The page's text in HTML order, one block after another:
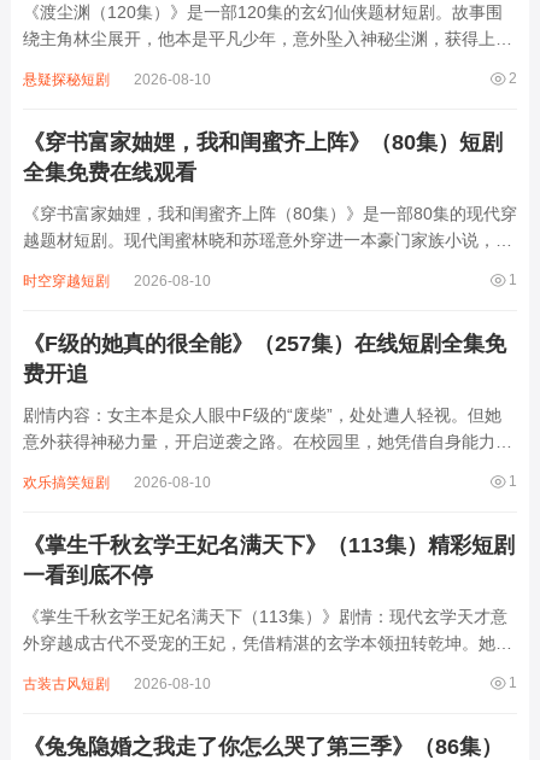
《渡尘渊（120集）》是一部120集的玄幻仙侠题材短剧。故事围
绕主角林尘展开，他本是平凡少年，意外坠入神秘尘渊，获得上古
恶势力。林尘在修炼中不断突破自我，历经无数艰难险阻，解开尘
2
悬疑探秘短剧 2026-08-10
《穿书富家妯娌，我和闺蜜齐上阵》（80集）短剧
全集免费在线观看
《穿书富家妯娌，我和闺蜜齐上阵（80集）》是一部80集的现代穿
越题材短剧。现代闺蜜林晓和苏瑶意外穿进一本豪门家族小说，分
面对豪门中复杂的人际关系、财产争夺与暗流涌动的算计，两人凭
1
时空穿越短剧 2026-08-10
《F级的她真的很全能》（257集）在线短剧全集免
费开追
剧情内容：女主本是众人眼中F级的“废柴”，处处遭人轻视。但她
意外获得神秘力量，开启逆袭之路。在校园里，她凭借自身能力在
她精通厨艺、手工等技能，把日子过得有声有色。面对各种挑战和
1
欢乐搞笑短剧 2026-08-10
《掌生千秋玄学王妃名满天下》（113集）精彩短剧
一看到底不停
《掌生千秋玄学王妃名满天下（113集）》剧情：现代玄学天才意
外穿越成古代不受宠的王妃，凭借精湛的玄学本领扭转乾坤。她通
用玄学智慧在朝堂与江湖间周旋。从被冷落到成为王爷的得力助
1
古装古风短剧 2026-08-10
《兔兔隐婚之我走了你怎么哭了第三季》（86集）